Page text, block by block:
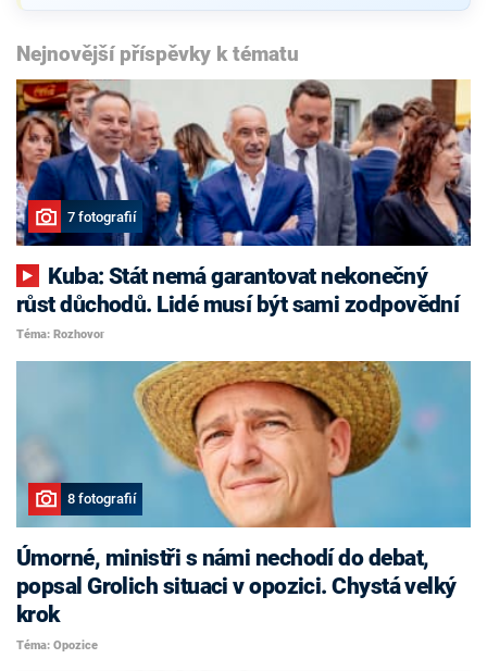
Nejnovější příspěvky k tématu
7 fotografií
růst důchodů. Lidé musí být sami zodpovědní
Téma: Rozhovor
8 fotografií
Úmorné, ministři s námi nechodí do debat,
popsal Grolich situaci v opozici. Chystá velký
krok
Téma: Opozice